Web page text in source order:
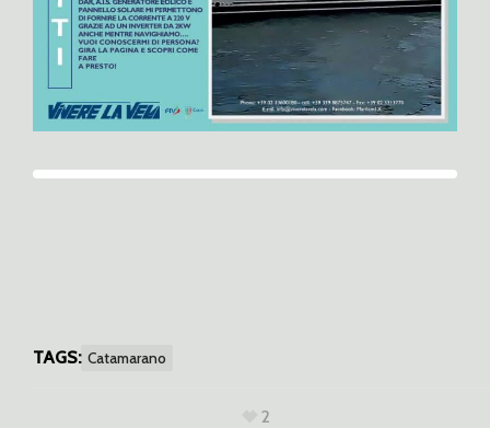
TAGS: Catamarano
2